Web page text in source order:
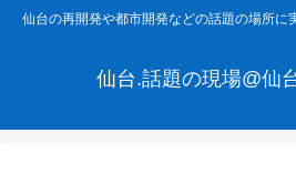
仙台の再開発や都市開発などの話題の場所に
仙台.話題の現場@仙